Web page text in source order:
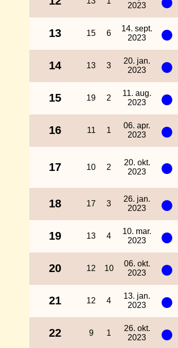
2023
13 15 6
14. sept.
2023
●
14 13 3
20. jan.
2023
●
15 19 2
11. aug.
2023
●
16 11 1
06. apr.
2023
●
17 10 2
20. okt.
2023
●
18 17 3
26. jan.
2023
●
19 13 4
10. mar.
2023
●
20 12 10
06. okt.
2023
●
21 12 4
13. jan.
2023
●
22 9 1
26. okt.
2023
●